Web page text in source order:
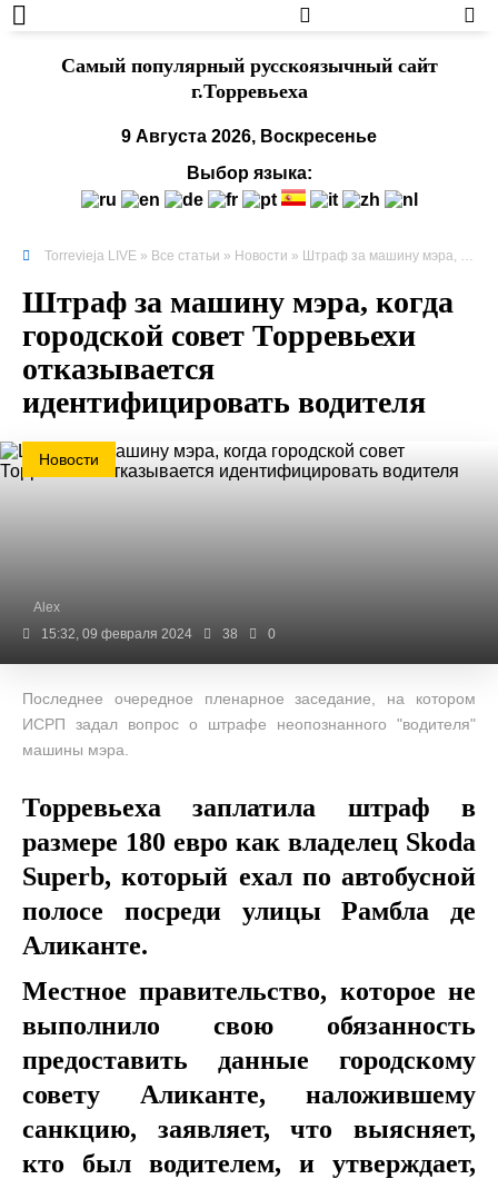
Cамый популярный русскоязычный сайт
г.Торревьеха
9 Августа 2026, Воскресенье
Выбор языка:
Torrevieja LIVE » Все статьи » Новости » Штраф за машину мэра, когда городской совет Торревьехи отказывается идентифицировать водителя
Штраф за машину мэра, когда
городской совет Торревьехи
отказывается
идентифицировать водителя
Новости
Alex
15:32, 09 февраля 2024
38 0
Последнее очередное пленарное заседание, на котором
ИСРП задал вопрос о штрафе неопознанного "водителя"
машины мэра.
Торревьеха заплатила штраф в
размере 180 евро как владелец Skoda
Superb, который ехал по автобусной
полосе посреди улицы Рамбла де
Аликанте.
Местное правительство, которое не
выполнило свою обязанность
предоставить данные городскому
совету Аликанте, наложившему
санкцию, заявляет, что выясняет,
кто был водителем, и утверждает,